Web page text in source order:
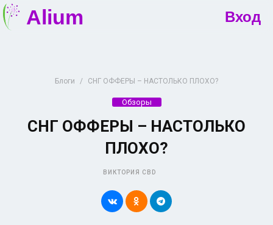
Alium Вход
Блоги СНГ ОФФЕРЫ – НАСТОЛЬКО ПЛОХО?
Обзоры
СНГ ОФФЕРЫ – НАСТОЛЬКО
ПЛОХО?
ВИКТОРИЯ CBD